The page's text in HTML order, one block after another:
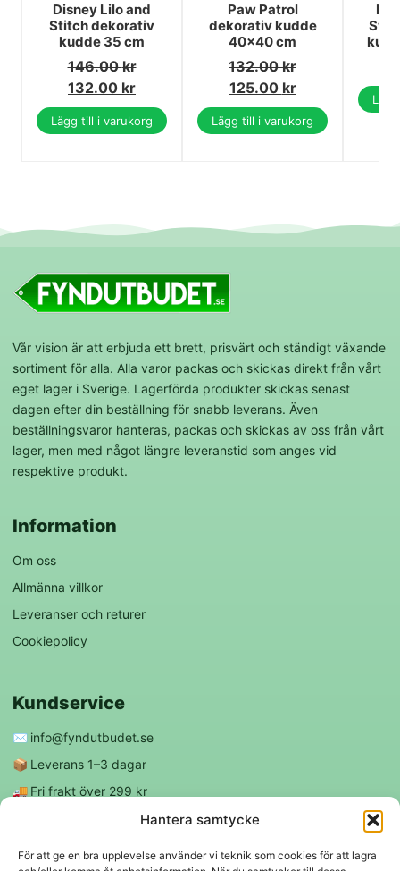
Hantera samtycke
För att ge en bra upplevelse använder vi teknik som cookies för att lagra
Disney Lilo and
Stitch dekorativ
kudde 35 cm
146.00kr
132.00 kr
Lägg till i varukorg
Paw Patrol
dekorativ kudde
40x40 cm
132.00kr
125.00 kr
Lägg till i varukorg
Vår vision är att erbjuda ett brett, prisvärt och ständigt växande
sortiment för alla. Alla varor packas och skickas direkt från vårt
eget lager i Sverige. Lagerförda produkter skickas senast
dagen efter din beställning för snabb leverans. Även
beställningsvaror hanteras, packas och skickas av oss från vårt
lager, men med något längre leveranstid som anges vid
respektive produkt.
Information
Om oss
Allmänna villkor
Leveranser och returer
Cookiepolicy
Kundservice
✉️ info@fyndutbudet.se
📦 Leverans 1–3 dagar
🚚 Fri frakt över 299 kr